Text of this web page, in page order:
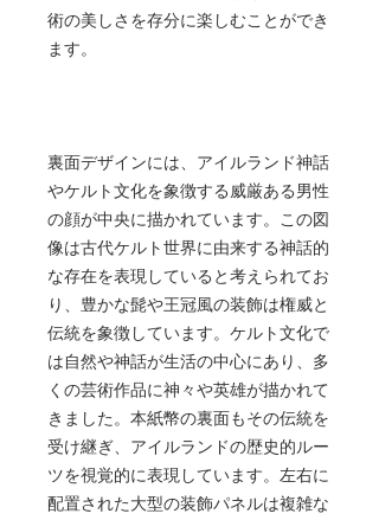
術の美しさを存分に楽しむことができ
ます。
裏面デザインには、アイルランド神話
やケルト文化を象徴する威厳ある男性
の顔が中央に描かれています。この図
像は古代ケルト世界に由来する神話的
な存在を表現していると考えられてお
り、豊かな髭や王冠風の装飾は権威と
伝統を象徴しています。ケルト文化で
は自然や神話が生活の中心にあり、多
くの芸術作品に神々や英雄が描かれて
きました。本紙幣の裏面もその伝統を
受け継ぎ、アイルランドの歴史的ルー
ツを視覚的に表現しています。左右に
配置された大型の装飾パネルは複雑な